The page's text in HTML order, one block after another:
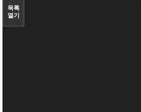
목록
열기